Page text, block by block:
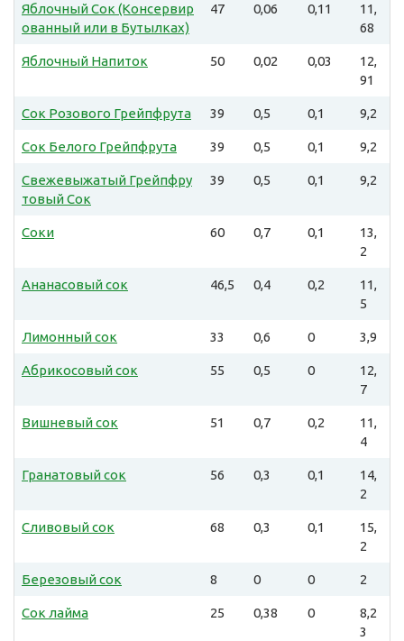
Яблочный Сок (Консервир
ованный или в Бутылках)
47 0,06 0,11
11,
68
Яблочный Напиток 50 0,02 0,03
12,
91
Сок Розового Грейпфрута 39 0,5 0,1 9,2
Сок Белого Грейпфрута 39 0,5 0,1 9,2
Свежевыжатый Грейпфру
товый Сок
39 0,5 0,1 9,2
Соки 60 0,7 0,1
13,
2
Ананасовый сок 46,5 0,4 0,2
11,
5
Лимонный сок 33 0,6 0 3,9
Абрикосовый сок 55 0,5 0
12,
7
Вишневый сок 51 0,7 0,2
11,
4
Гранатовый сок 56 0,3 0,1
14,
2
Сливовый сок 68 0,3 0,1
15,
2
Березовый сок 8 0 0 2
Сок лайма 25 0,38 0
8,2
3